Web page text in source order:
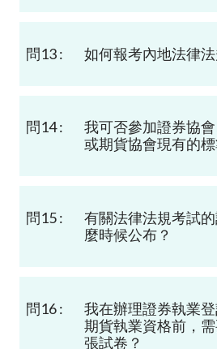
問13 : 如何報考內地法律法
問14 :
我可否參加證券協
或期貨協會現有的標
問15 :
有關法律法規考試
麼時候公布？
問16 :
我在辦理證券執業
期貨執業資格前，
張試卷？